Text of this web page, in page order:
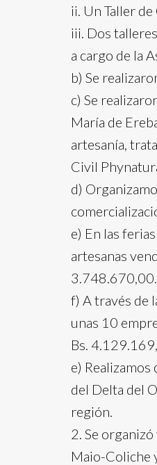
ii. Un Taller
iii. Dos
a cargo de la
b) Se
c) Se
María de
artesanía,
Civil
d)
e) En las
artesanas
3.748.670,00.
f) A través de
unas 10
Bs.
e)
del Delta del
región.
2. Se
Maio-Coliche